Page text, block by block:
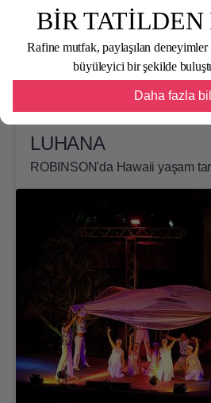
BİR
Rafine mutfak, paylaşılan
büyüleyici bir şekilde
Daha fazla
LUHANA
ROBINSON'da Hawaii yaşam